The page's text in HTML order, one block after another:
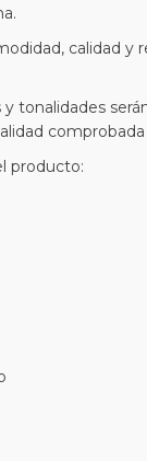
calidad y
tonalidades
producto: